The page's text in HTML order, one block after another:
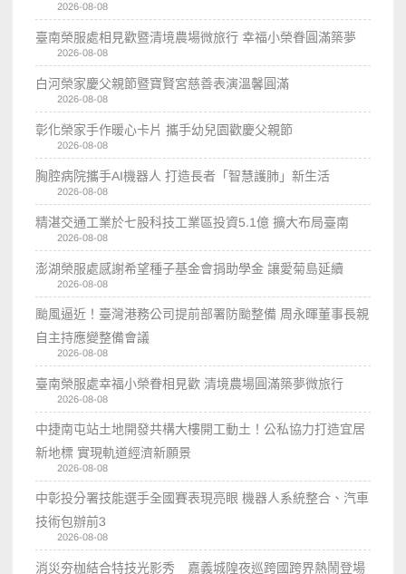
2026-08-08
臺南榮服處相見歡暨清境農場微旅行 幸福小榮眷圓滿築夢
2026-08-08
白河榮家慶父親節暨寶賢宮慈善表演溫馨圓滿
2026-08-08
彰化榮家手作暖心卡片 攜手幼兒園歡慶父親節
2026-08-08
胸腔病院攜手AI機器人 打造長者「智慧護肺」新生活
2026-08-08
精湛交通工業於七股科技工業區投資5.1億 擴大布局臺南
2026-08-08
澎湖榮服處感謝希望種子基金會捐助學金 讓愛菊島延續
2026-08-08
颱風逼近！臺灣港務公司提前部署防颱整備 周永暉董事長親
自主持應變整備會議
2026-08-08
臺南榮服處幸福小榮眷相見歡 清境農場圓滿築夢微旅行
2026-08-08
中捷南屯站土地開發共構大樓開工動土！公私協力打造宜居
新地標 實現軌道經濟新願景
2026-08-08
中彰投分署技能選手全國賽表現亮眼 機器人系統整合、汽車
技術包辦前3
2026-08-08
消災夯枷結合特技光影秀 嘉義城隍夜巡跨國跨界熱鬧登場